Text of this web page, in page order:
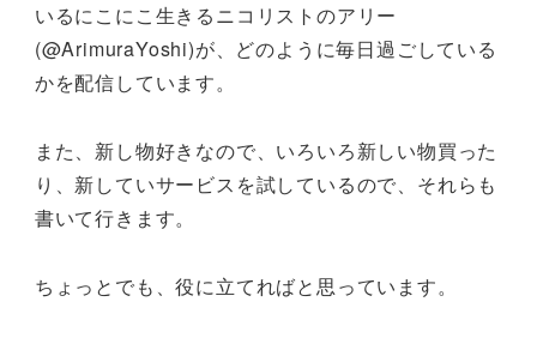
いるにこにこ生きるニコリストのアリー
(@ArimuraYoshi)が、どのように毎日過ごしている
かを配信しています。
また、新し物好きなので、いろいろ新しい物買った
り、新していサービスを試しているので、それらも
書いて行きます。
ちょっとでも、役に立てればと思っています。